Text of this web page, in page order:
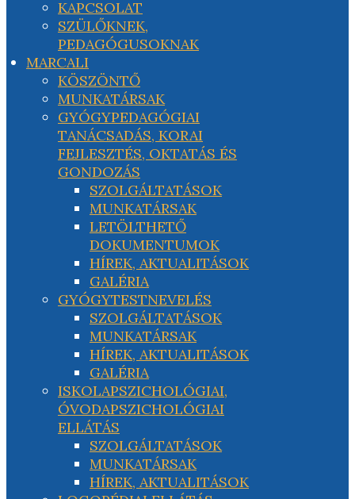
KAPCSOLAT
SZÜLŐKNEK,
PEDAGÓGUSOKNAK
MARCALI
KÖSZÖNTŐ
MUNKATÁRSAK
GYÓGYPEDAGÓGIAI
TANÁCSADÁS, KORAI
FEJLESZTÉS, OKTATÁS ÉS
GONDOZÁS
SZOLGÁLTATÁSOK
MUNKATÁRSAK
LETÖLTHETŐ
DOKUMENTUMOK
HÍREK, AKTUALITÁSOK
GALÉRIA
GYÓGYTESTNEVELÉS
SZOLGÁLTATÁSOK
MUNKATÁRSAK
HÍREK, AKTUALITÁSOK
GALÉRIA
ISKOLAPSZICHOLÓGIAI,
ÓVODAPSZICHOLÓGIAI
ELLÁTÁS
SZOLGÁLTATÁSOK
MUNKATÁRSAK
HÍREK, AKTUALITÁSOK